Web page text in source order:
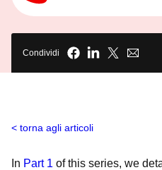
Condividi
torna agli articoli
In Part 1 of this series, we